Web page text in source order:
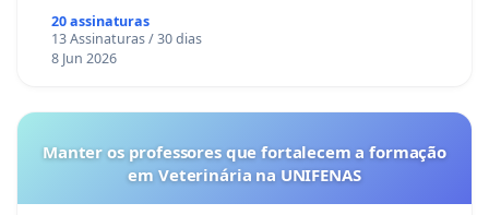
20 assinaturas
13 Assinaturas / 30 dias
8 Jun 2026
Manter os professores que fortalecem a formação
em Veterinária na UNIFENAS